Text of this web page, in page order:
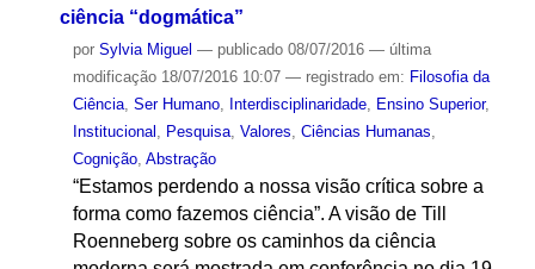
ciência “dogmática”
por Sylvia Miguel — publicado08/07/2016 — última
modificação18/07/2016 10:07 — registrado em: Filosofia da
Ciência, Ser Humano, Interdisciplinaridade, Ensino Superior,
Institucional
Pesquisa, Valores Ciências Humanas
Cognição, Abstração
“Estamos perdendo a nossa visão crítica sobre a
forma como fazemos ciência”. A visão de Till
Roenneberg sobre os caminhos da ciência